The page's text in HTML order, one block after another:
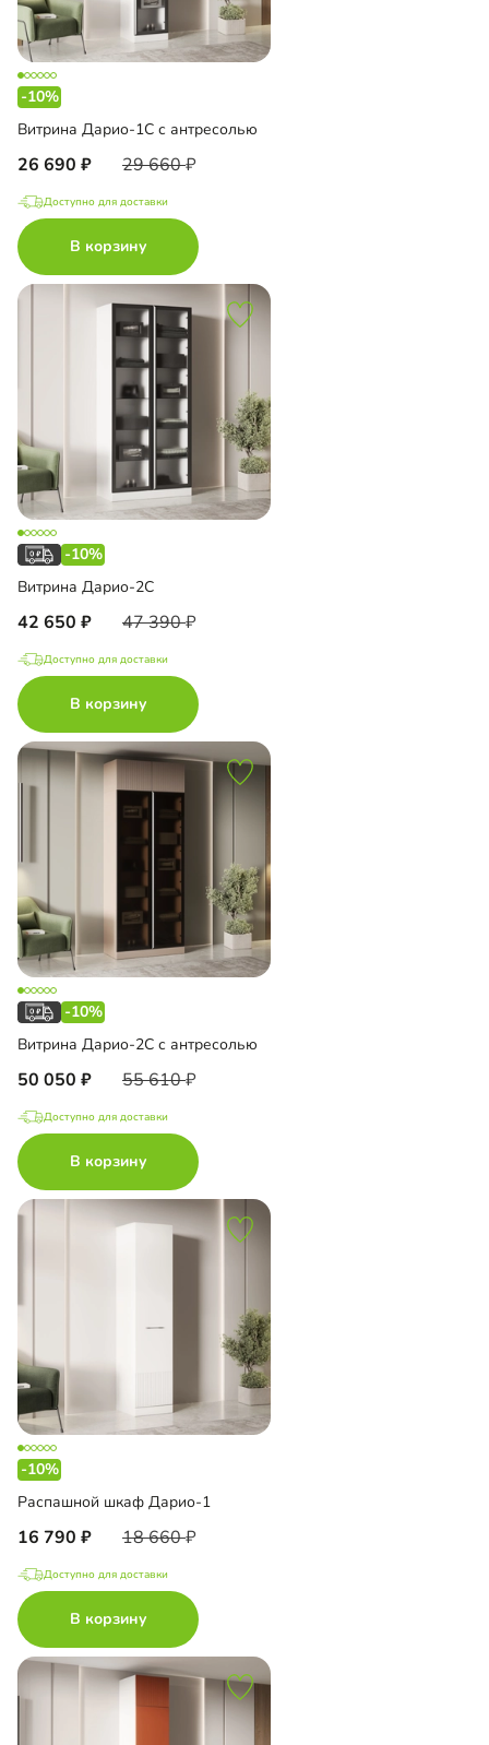
-10%
Витрина Дарио-1С с антресолью
26 690 29 660
Доступно для доставки
В корзину
-10%
Витрина Дарио-2С
42 650 47 390
Доступно для доставки
В корзину
-10%
Витрина Дарио-2С с антресолью
50 050 55 610
Доступно для доставки
В корзину
-10%
Распашной шкаф Дарио-1
16 790 18 660
Доступно для доставки
В корзину